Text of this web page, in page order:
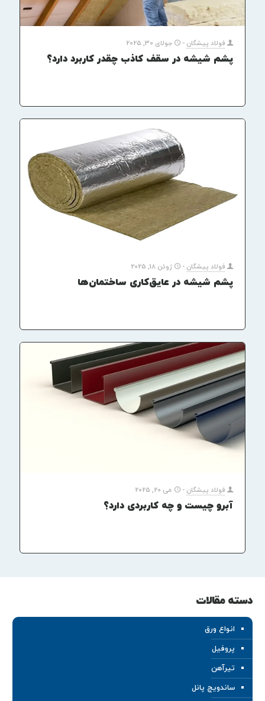
فولاد پیشگان - جولای 30, 2025
پشم شیشه در سقف کاذب چقدر کاربرد دارد؟
فولاد پیشگان - ژوئن 18, 2025
پشم شیشه در عایق‌کاری ساختمان‌ها
فولاد پیشگان - می 20, 2025
آبرو چیست و چه کاربردی دارد؟
دسته مقالات
انواع ورق
پروفیل
تیرآهن
ساندویچ پانل